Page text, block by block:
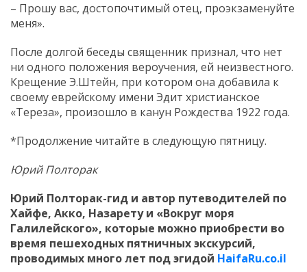
– Прошу вас, достопочтимый отец, проэкзаменуйте
меня».
После долгой беседы священник признал, что нет
ни одного положения вероучения, ей неизвестного.
Крещение Э.Штейн, при котором она добавила к
своему еврейскому имени Эдит христианское
«Тереза», произошло в канун Рождества 1922 года.
*Продолжение читайте в следующую пятницу.
Юрий Полторак
Юрий Полторак-гид и автор путеводителей по
Хайфе, Акко, Назарету и «Вокруг моря
Галилейского», которые можно приобрести во
время пешеходных пятничных экскурсий,
проводимых много лет под эгидой HaifaRu.co.il